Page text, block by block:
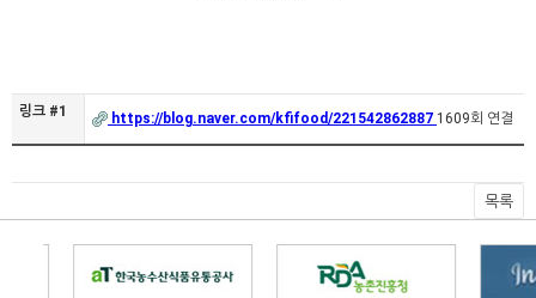
링크 #1 https://blog.naver.com/kfifood/221542862887 1609회 연결
목록